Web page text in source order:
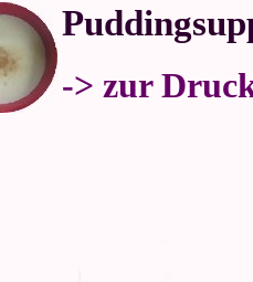
-> zur